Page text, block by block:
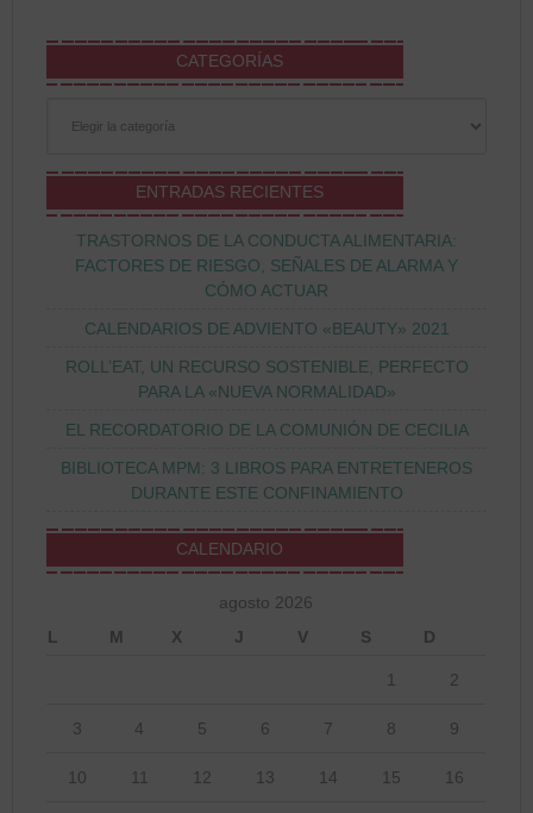
CATEGORÍAS
ENTRADAS RECIENTES
TRASTORNOS DE LA CONDUCTA ALIMENTARIA:
FACTORES DE RIESGO, SEÑALES DE ALARMA Y
CÓMO ACTUAR
CALENDARIOS DE ADVIENTO «BEAUTY» 2021
ROLL’EAT, UN RECURSO SOSTENIBLE, PERFECTO
PARA LA «NUEVA NORMALIDAD»
EL RECORDATORIO DE LA COMUNIÓN DE CECILIA
BIBLIOTECA MPM: 3 LIBROS PARA ENTRETENEROS
DURANTE ESTE CONFINAMIENTO
CALENDARIO
agosto 2026
L
M X J V S D
1 2
3 4 5 6 7 8 9
10 11 12 13 14 15 16